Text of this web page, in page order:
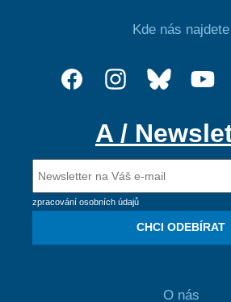
Kde nás najdete
A /
zpracování osobních údajů
CHCI ODEBÍRAT
O nás